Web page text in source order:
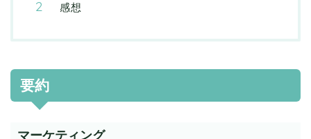
感想
要約
マーケティング